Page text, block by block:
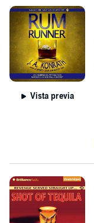
Vista previa